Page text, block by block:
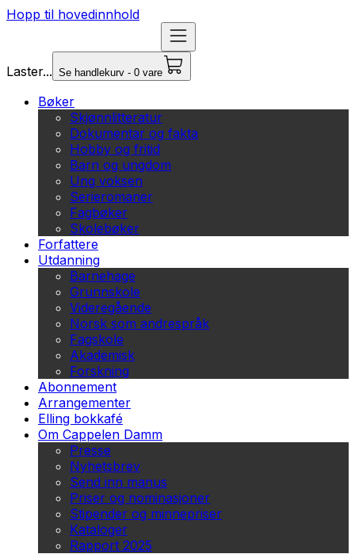
Hopp til hovedinnhold
Laster... Se handlekurv - 0 vare
Bøker
Skjønnlitteratur
Dokumentar og fakta
Hobby og fritid
Barn og ungdom
Ung voksen
Serieromaner
Fagbøker
Skolebøker
Forfattere
Utdanning
Barnehage
Grunnskole
Videregående
Norsk som andrespråk
Fagskole
Akademisk
Forskning
Abonnement
Arrangementer
Elling bokkafé
Om Cappelen Damm
Presse
Nyhetsbrev
Send inn manus
Priser og nominasjoner
Stipender og minnepriser
Kataloger
Rapport 2025